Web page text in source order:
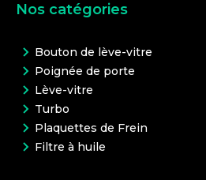
Nos catégories
Bouton de lève-vitre
Poignée de porte
Lève-vitre
Turbo
Plaquettes de Frein
Filtre à huile